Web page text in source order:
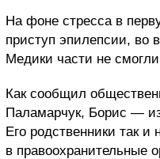
На фоне стресса в
приступ эпилепсии, во
Медики части не
Как сообщил
Паламарчук, Борис —
Его родственники так и
в правоохранительные